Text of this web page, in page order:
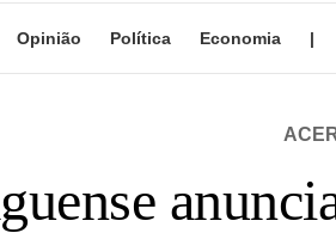
Opinião Política Economia |